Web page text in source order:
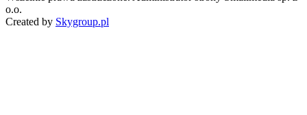
o.o.
Created by Skygroup.pl